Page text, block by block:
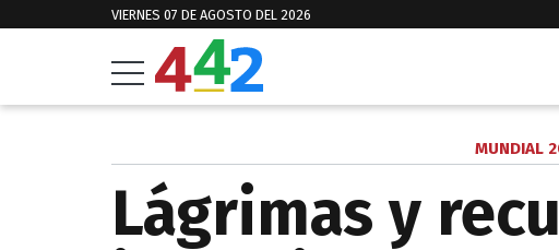
VIERNES 07 DE AGOSTO DEL 2026
MUNDIAL
Lágrimas y